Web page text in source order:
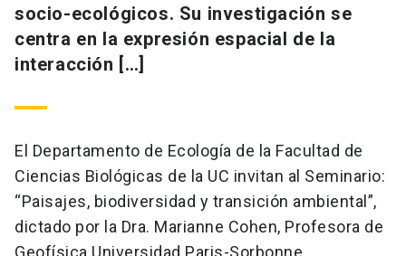
socio-ecológicos. Su investigación se
centra en la expresión espacial de la
interacción […]
El Departamento de Ecología de la Facultad de
Ciencias Biológicas de la UC invitan al Seminario:
“Paisajes, biodiversidad y transición ambiental”,
dictado por la Dra. Marianne Cohen, Profesora de
Geofísica Universidad Paris-Sorbonne.